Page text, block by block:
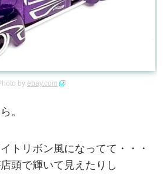
by ebay.com
。
トリボン風になってて・・・
頭で輝いて見えたりし